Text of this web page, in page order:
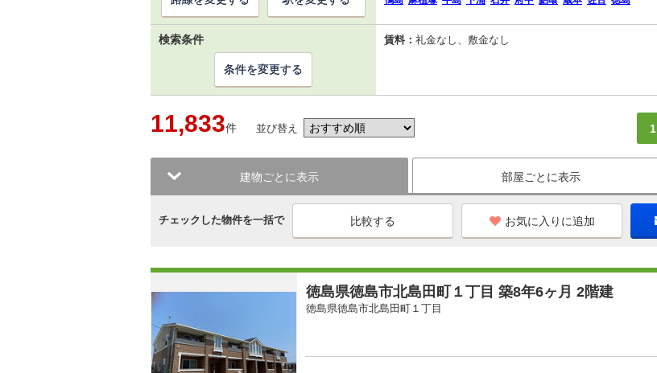
検索条件 賃料： 礼金なし、敷金なし
条件を変更する
11,833件 並び替え 1
建物ごとに表示 部屋ごとに表示
チェックした物件を一括で お気に入りに追加
徳島県徳島市北島田町１丁目 築8年6ヶ月 2階建
徳島県徳島市北島田町１丁目